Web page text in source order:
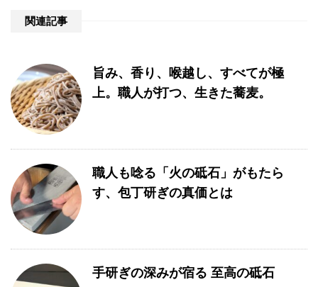
関連記事
旨み、香り、喉越し、すべてが極
上。職人が打つ、生きた蕎麦。
職人も唸る「火の砥石」がもたら
す、包丁研ぎの真価とは
手研ぎの深みが宿る 至高の砥石